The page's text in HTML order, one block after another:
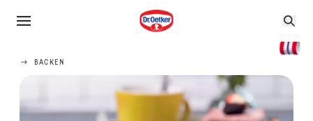
BACKEN